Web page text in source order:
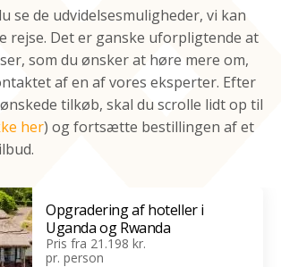
se de udvidelsesmuligheder, vi kan
rejse. Det er ganske uforpligtende at
som du ønsker at høre mere om,
af en af vores eksperter. Efter
tilkøb, skal du scrolle lidt op til
her) og fortsætte bestillingen af et
Opgradering af hoteller i
Uganda og Rwanda
Pris fra 21.198 kr.
pr. person